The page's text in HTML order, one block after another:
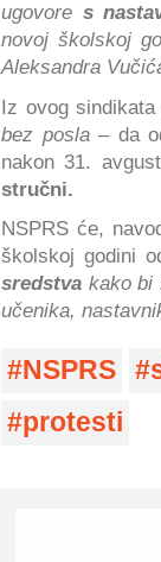
ugovore s
novoj školskoj
Aleksandra
Iz ovog sindikata
bez posla– da
nakon 31.
stručni.
NSPRS će,
školskoj godini
sredstva kako bi
učenika,
NSPRS
protesti